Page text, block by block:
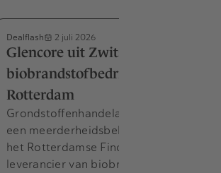
Dealflash 2 juli 2026
Glencore uit Zwitserland pikt
biobrandstofbedrijf op in
Rotterdam
Grondstoffenhandelaar Glencore heeft
een meerderheidsbelang genomen in
het Rotterdamse FincoEnergies, een
leverancier van biobrandstoffen.